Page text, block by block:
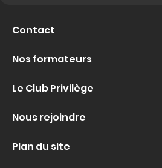
Contact
Nos formateurs
Le Club Privilège
Nous rejoindre
Plan du site